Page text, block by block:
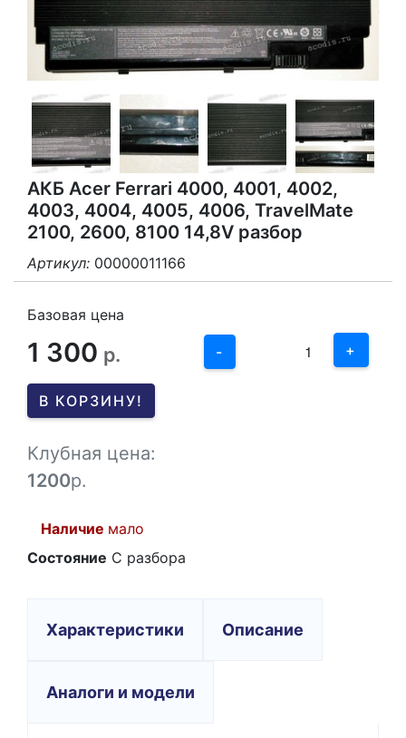
АКБ Acer Ferrari 4000, 4001, 4002,
4003, 4004, 4005, 4006, TravelMate
2100, 2600, 8100 14,8V разбор
Артикул: 00000011166
Базовая цена
1 300 р. -
3
1
+
В КОРЗИНУ!
Клубная цена:
1200р.
Наличие мало
Состояние С разбора
Характеристики Описание
Аналоги и модели